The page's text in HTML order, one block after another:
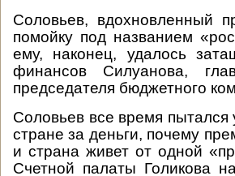
Соловьев, вдохновленный
помойку под названием
ему, наконец, удалось
финансов Силуанова,
председателя бюджетного
Соловьев все время пытался
стране за деньги, почему
и страна живет от одной
Счетной палаты Голикова